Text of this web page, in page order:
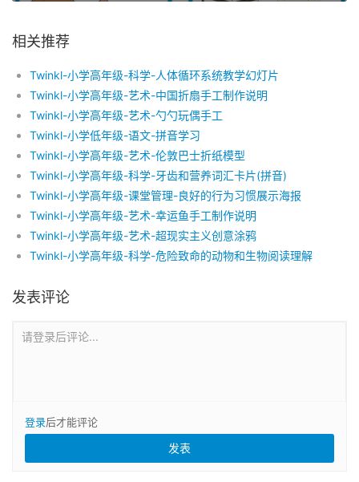
相关推荐
Twinkl-小学高年级-科学-人体循环系统教学幻灯片
Twinkl-小学高年级-艺术-中国折扇手工制作说明
Twinkl-小学高年级-艺术-勺勺玩偶手工
Twinkl-小学低年级-语文-拼音学习
Twinkl-小学高年级-艺术-伦敦巴士折纸模型
Twinkl-小学高年级-科学-牙齿和营养词汇卡片(拼音)
Twinkl-小学高年级-课堂管理-良好的行为习惯展示海报
Twinkl-小学高年级-艺术-幸运鱼手工制作说明
Twinkl-小学高年级-艺术-超现实主义创意涂鸦
Twinkl-小学高年级-科学-危险致命的动物和生物阅读理解
发表评论
请登录后评论...
登录后才能评论